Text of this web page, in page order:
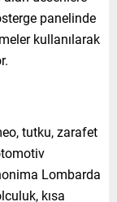
panelinde
kullanılarak
tutku, zarafet
Lombarda
kısa